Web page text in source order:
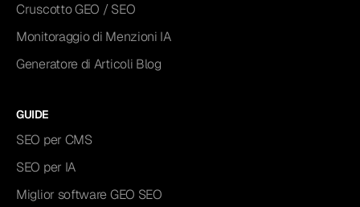
Cruscotto GEO / SEO
Monitoraggio di Menzioni IA
Generatore di Articoli Blog
GUIDE
SEO per CMS
SEO per IA
Miglior software GEO SEO